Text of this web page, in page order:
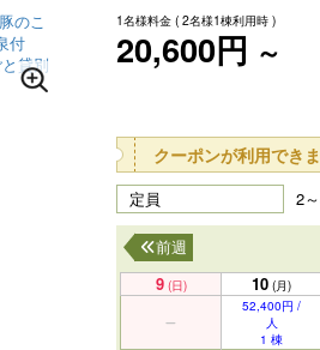
1名様料金 ( 2名様1棟利用時 )
20,600円 ～
クーポンが利用できま
定員 2
前週
9 (日) 10 (月)
52,400円 /
人
1 棟